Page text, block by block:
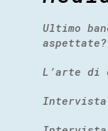
Ultimo
aspettate?
L’arte di